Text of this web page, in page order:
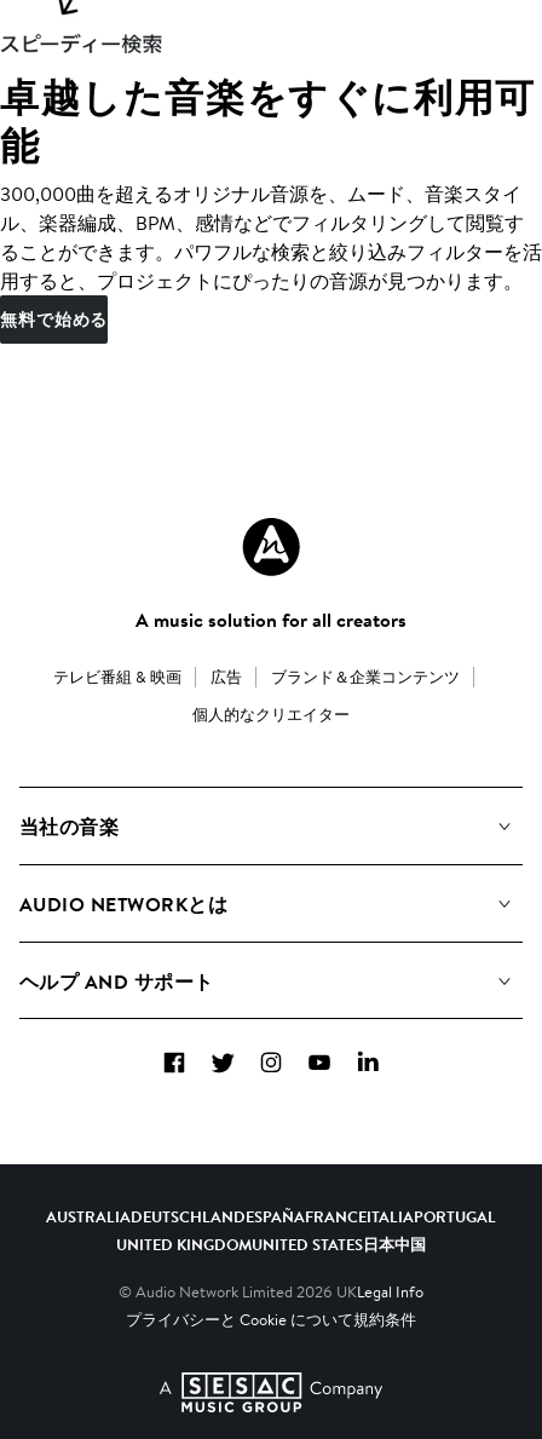
卓越した音楽をすぐに利用可
能
300,000曲を超えるオリジナル音源を、ムード、音楽スタイ
ル、楽器編成、BPM、感情などでフィルタリングして閲覧す
ることができます。パワフルな検索と絞り込みフィルターを活
用すると、プロジェクトにぴったりの音源が見つかります。
無料で始める
A music solution for all creators
テレビ番組 & 映画 広告
ブランド＆企業コンテンツ
個人的なクリエイター
当社の音楽
検索
アルバム
AUDIO NETWORKとは
ヘルプ AND サポート
FacebookTwitterInstagramYouTubeLinkedIn
AUSTRALIADEUTSCHLANDESPAÑAFRANCEITALIAPORTUGAL
UNITED KINGDOMUNITED STATES日本中国
© Audio Network Limited 2026 UKLegal Info
プライバシーと Cookie について規約条件
A SESAC Company